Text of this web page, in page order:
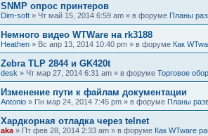
SNMP опрос принтеров
Dim-soft » Чт май 15, 2014 6:59 am » в форуме Планы
Немного видео WTWare на rk3188
Heathen » Вс апр 13, 2014 10:40 pm » в форуме Как
Zebra TLP 2844 и GK420t
desk » Чт мар 27, 2014 6:31 am » в форуме Торговое
Изменение пути к файлам документации
Antonio » Пн мар 24, 2014 7:45 pm » в форуме Планы
Хардкорная отладка через telnet
aka » Пт фев 28, 2014 2:33 am » в форуме Как WTware